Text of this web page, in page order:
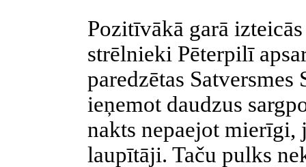
Pozitīvākā garā
strēlnieki Pēterpilī
paredzētas Satversmes
ieņemot daudzus
nakts nepaejot
laupītāji. Taču pulks